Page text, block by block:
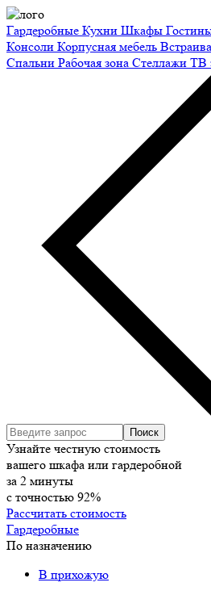
Гардеробные Кухни Шкафы
Консоли Корпусная мебель
Спальни Рабочая зона Стеллажи ТВ
Узнайте честную стоимость
вашего шкафа или гардеробной
за 2 минуты
с точностью 92%
Рассчитать стоимость
Гардеробные
По назначению
В прихожую